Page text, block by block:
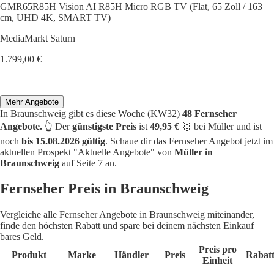
GMR65R85H Vision AI R85H Micro RGB TV (Flat, 65 Zoll / 163
cm, UHD 4K, SMART TV)
MediaMarkt Saturn
1.799,00 €
Mehr Angebote
In Braunschweig gibt es diese Woche (KW32) 48 Fernseher
Angebote. 👆 Dergünstigste Preis ist 49,95 € 🥇 bei Müller und ist
noch bis 15.08.2026 gültig. Schaue dir das Fernseher Angebot jetzt im
aktuellen Prospekt "Aktuelle Angebote" von Müller in
Braunschweig auf Seite 7 an.
Fernseher Preis in Braunschweig
Vergleiche alle Fernseher Angebote in Braunschweig miteinander,
finde den höchsten Rabatt und spare bei deinem nächsten Einkauf
bares Geld.
Produkt
Marke Händler Preis
Preis pro
Einheit